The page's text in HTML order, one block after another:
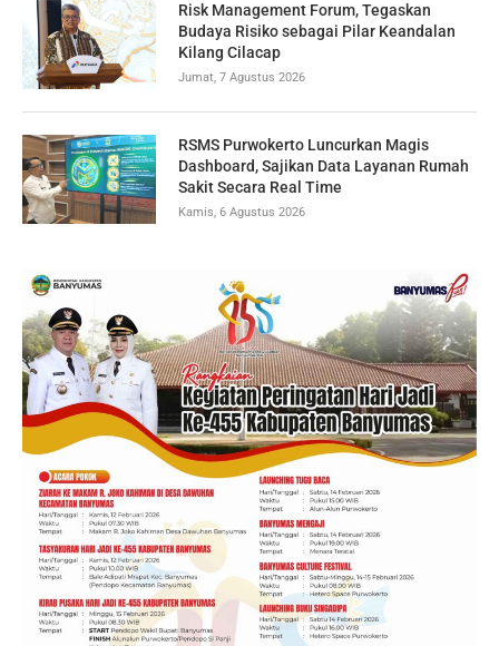
Risk Management Forum, Tegaskan
Budaya Risiko sebagai Pilar Keandalan
Kilang Cilacap
Jumat, 7 Agustus 2026
RSMS Purwokerto Luncurkan Magis
Dashboard, Sajikan Data Layanan Rumah
Sakit Secara Real Time
Kamis, 6 Agustus 2026